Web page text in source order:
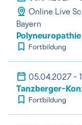
Online Live
Bayern
Fortbildung
05.04.2027 -
Tanzberger-
Fortbildung